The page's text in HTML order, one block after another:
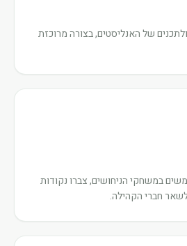
של האנליסטים, בצורה מרוכזת
במשחקי הניחושים, צברו נקודות
חברי הקהילה.